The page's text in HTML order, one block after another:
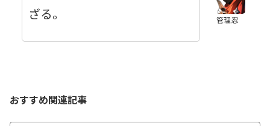
管理忍
ざる。
おすすめ関連記事